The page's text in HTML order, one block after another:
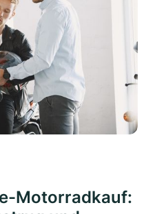
Motorradkauf: